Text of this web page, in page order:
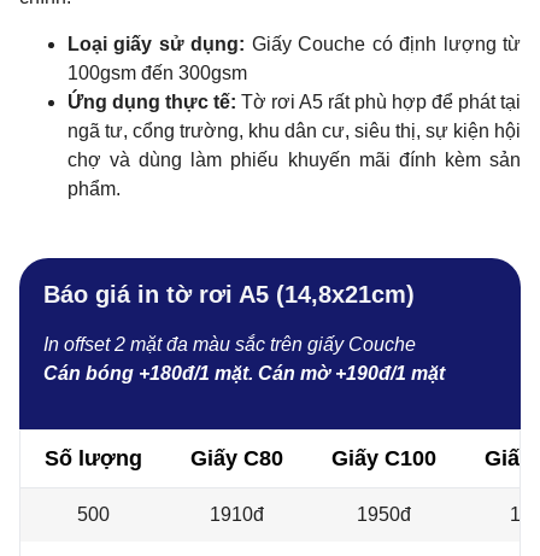
Loại giấy sử dụng: Giấy Couche có định lượng từ
100gsm đến 300gsm
Ứng dụng thực tế: Tờ rơi A5 rất phù hợp để phát tại
ngã tư, cổng trường, khu dân cư, siêu thị, sự kiện hội
chợ và dùng làm phiếu khuyến mãi đính kèm sản
phẩm.
Báo giá in tờ rơi A5 (14,8x21cm)
In offset 2 mặt đa màu sắc trên giấy Couche
Cán bóng +180đ/1 mặt. Cán mờ +190đ/1 mặt
Số lượng Giấy C80 Giấy C100 Giấy
500 1910đ 1950đ